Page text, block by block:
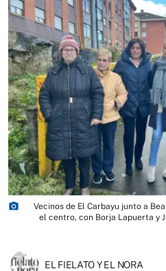
photo_camera
Vecinos de El Carbayu junto a
el centro, con Borja Lapuerta y
EL FIELATO Y EL NORA